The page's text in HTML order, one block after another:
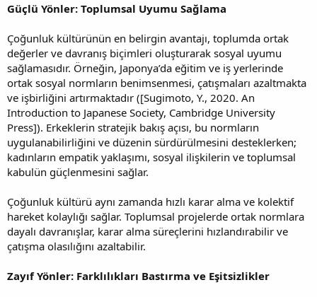
Güçlü Yönler: Toplumsal Uyumu Sağlama
Çoğunluk kültürünün en belirgin avantajı, toplumda ortak
değerler ve davranış biçimleri oluşturarak sosyal uyumu
sağlamasıdır. Örneğin, Japonya’da eğitim ve iş yerlerinde
ortak sosyal normların benimsenmesi, çatışmaları azaltmakta
ve işbirliğini artırmaktadır ([Sugimoto, Y., 2020. An
Introduction to Japanese Society, Cambridge University
Press]). Erkeklerin stratejik bakış açısı, bu normların
uygulanabilirliğini ve düzenin sürdürülmesini desteklerken;
kadınların empatik yaklaşımı, sosyal ilişkilerin ve toplumsal
kabulün güçlenmesini sağlar.
Çoğunluk kültürü aynı zamanda hızlı karar alma ve kolektif
hareket kolaylığı sağlar. Toplumsal projelerde ortak normlara
dayalı davranışlar, karar alma süreçlerini hızlandırabilir ve
çatışma olasılığını azaltabilir.
Zayıf Yönler: Farklılıkları Bastırma ve Eşitsizlikler